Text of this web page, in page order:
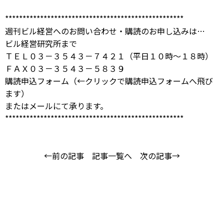
***************************************************
週刊ビル経営へのお問い合わせ・購読のお申し込みは…
ビル経営研究所まで
ＴＥＬ０３－３５４３－７４２１（平日１０時～１８時）
ＦＡＸ０３－３５４３－５８３９
購読申込フォーム （←クリックで購読申込フォームへ飛び
ます）
またはメールにて承ります。
***************************************************
←前の記事 記事一覧へ 次の記事→